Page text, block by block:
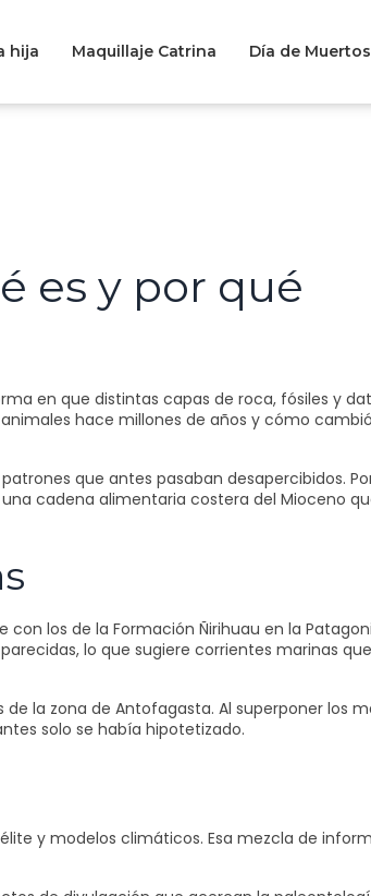
hija Maquillaje Catrina Día de Muertos
es y por qué
en que distintas capas de roca, fósiles y
hace millones de años y cómo
que antes pasaban desapercibidos.
cadena alimentaria costera del Mioceno
los de la Formación Ñirihuau en la
lo que sugiere corrientes marinas que
la zona de Antofagasta. Al superponer los
solo se había hipotetizado.
y modelos climáticos. Esa mezcla de